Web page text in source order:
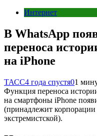
Интернет
В WhatsApp
переноса
на iPhone
ТАСС4 года спустя01
Функция переноса
на смартфоны iPhone
(принадлежит корпорации
экстремистской).